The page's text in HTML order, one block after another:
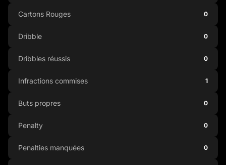
Cartons Rouges 0
Dribble 0
Dribbles réussis 0
Infractions commises 1
Buts propres 0
Penalty 0
Penalties manquées 0